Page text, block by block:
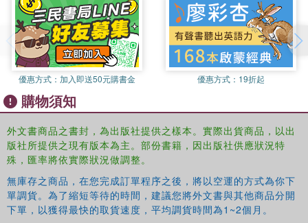
02: Story Song
03: Stroy Reading
04: Echo-Chant
05: Song with children
06: Melody
優惠方式： 加入即送50元購書金 優惠方式： 19折起
購物須知
外文書商品之書封，為出版社提供之樣本。實際出貨商品，以出
版社所提供之現有版本為主。部份書籍，因出版社供應狀況特
殊，匯率將依實際狀況做調整。
無庫存之商品，在您完成訂單程序之後，將以空運的方式為你下
單調貨。為了縮短等待的時間，建議您將外文書與其他商品分開
下單，以獲得最快的取貨速度，平均調貨時間為1~2個月。